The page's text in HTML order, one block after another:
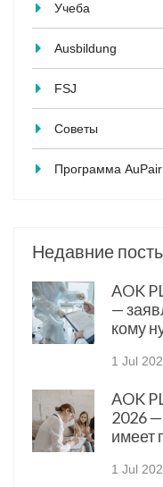
Учеба
Ausbildung
FSJ
Советы
Программа AuPair
Недавние
AOK
—
кому
1 Jul
AOK
2026 —
имеет
1 Jul